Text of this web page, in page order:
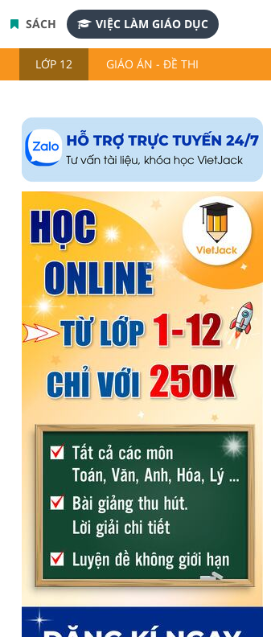
SÁCH VIỆC LÀM GIÁO DỤC
LỚP 12 GIÁO ÁN - ĐỀ THI